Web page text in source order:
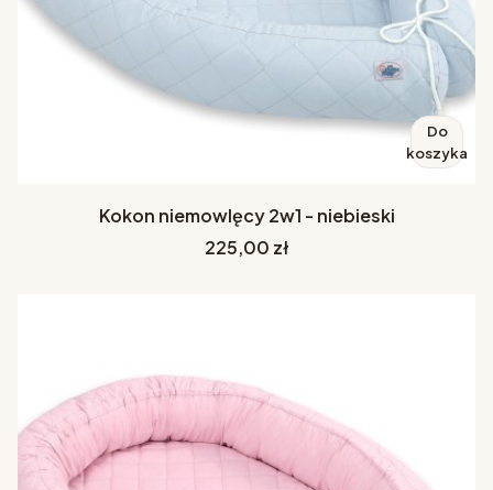
Do
koszyka
Kokon niemowlęcy 2w1 - niebieski
Cena
225,00 zł